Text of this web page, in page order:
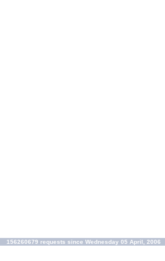
156260679 requests since Wednesday 05 April, 2006